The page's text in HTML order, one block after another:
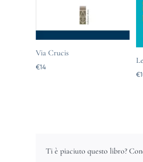
Via Crucis
€14
€
Ti è piaciuto questo libro?